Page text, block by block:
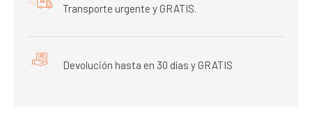
Transporte urgente y GRATIS.
Devolución hasta en 30 días y GRATIS